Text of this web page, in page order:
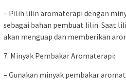
– Pilih lilin aromaterapi dengan
sebagai bahan pembuat lilin. Saat
akan menguap dan memberikan
7. Minyak Pembakar Aromaterapi:
– Gunakan minyak pembakar